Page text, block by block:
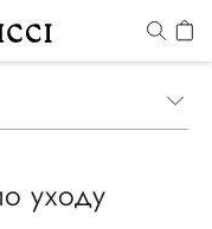
уходу